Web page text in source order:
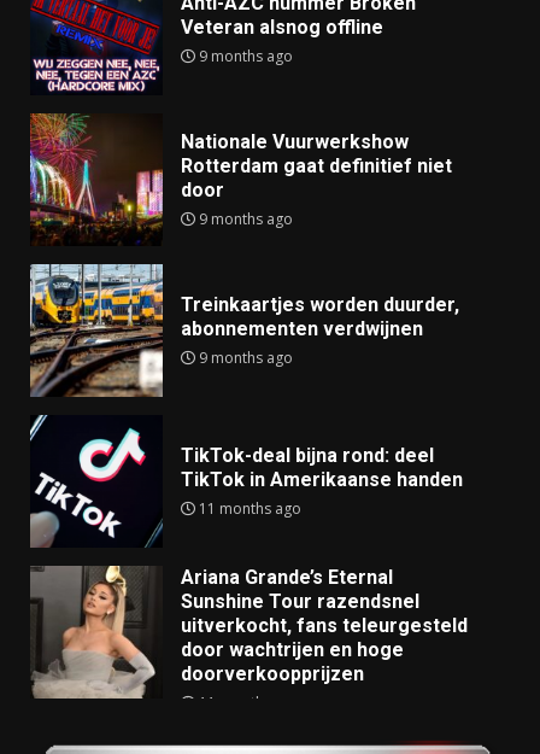
Veteran alsnog offline
9 months ago
Nationale Vuurwerkshow
Rotterdam gaat definitief niet
door
9 months ago
Treinkaartjes worden duurder,
abonnementen verdwijnen
9 months ago
TikTok-deal bijna rond: deel
TikTok in Amerikaanse handen
11 months ago
Ariana Grande’s Eternal
Sunshine Tour razendsnel
uitverkocht, fans teleurgesteld
door wachtrijen en hoge
doorverkoopprijzen
11 months ago